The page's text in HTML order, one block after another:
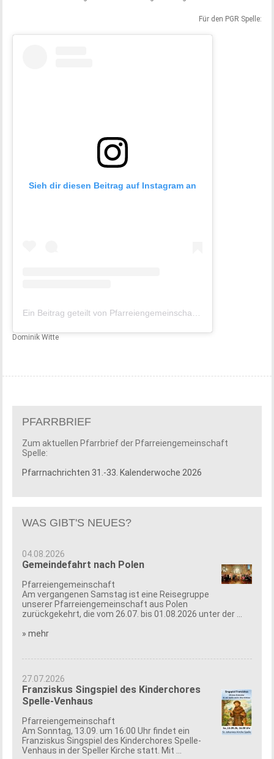
Für den PGR Spelle:
Sieh dir diesen Beitrag auf Instagram an
Ein Beitrag geteilt von Pfarreiengemeinschaft Spelle, Schapen, Lünne, Venhaus (@pg_spelle)
Dominik Witte
PFARRBRIEF
Zum aktuellen Pfarrbrief der Pfarreiengemeinschaft
Spelle:
Pfarrnachrichten 31.-33. Kalenderwoche 2026
WAS GIBT'S NEUES?
04.08.2026
Gemeindefahrt nach Polen
Pfarreiengemeinschaft
Am vergangenen Samstag ist eine Reisegruppe
unserer Pfarreiengemeinschaft aus Polen
zurückgekehrt, die vom 26.07. bis 01.08.2026 unter der ...
» mehr
27.07.2026
Franziskus Singspiel des Kinderchores
Spelle-Venhaus
Pfarreiengemeinschaft
Am Sonntag, 13.09. um 16:00 Uhr findet ein
Franziskus Singspiel des Kinderchores Spelle-
Venhaus in der Speller Kirche statt. Mit ...